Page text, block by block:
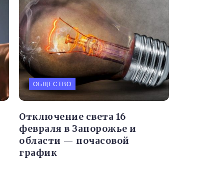
ОБЩЕСТВО
Отключение света 16
февраля в Запорожье и
области — почасовой
график